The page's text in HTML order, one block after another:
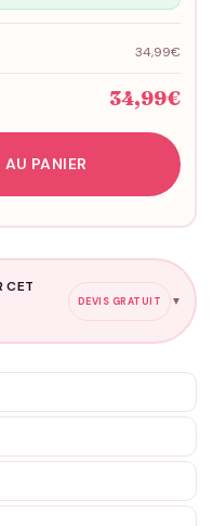
34,99€
34,99€
AU PANIER
CET
DEVIS GRATUIT ▼
3 à 10€ selon la demande